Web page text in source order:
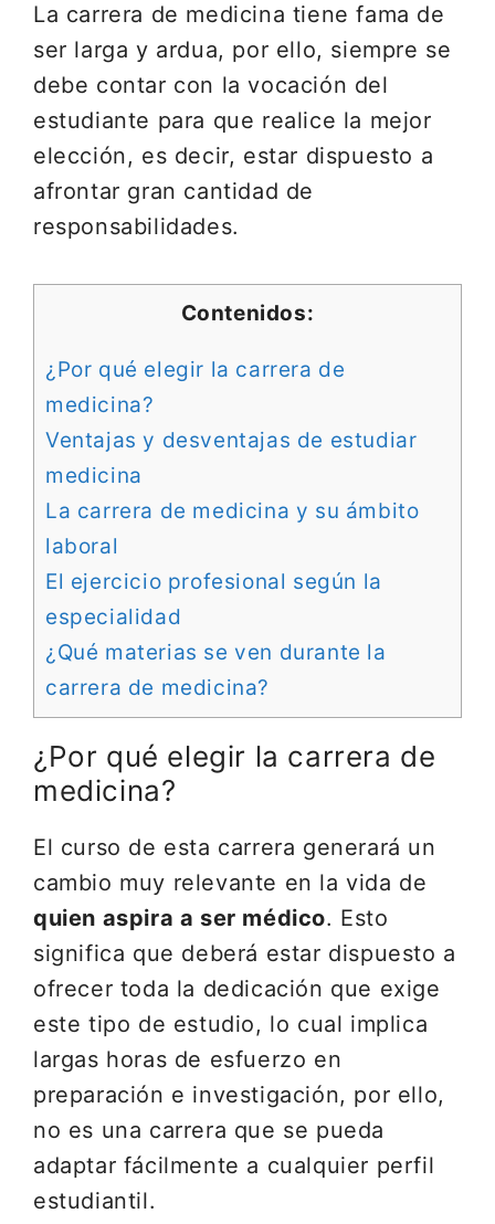
La carrera de medicina tiene fama de
ser larga y ardua, por ello, siempre se
debe contar con la vocación del
estudiante para que realice la mejor
elección, es decir, estar dispuesto a
afrontar gran cantidad de
responsabilidades.
Contenidos:
¿Por qué elegir la carrera de
medicina?
Ventajas y desventajas de estudiar
medicina
La carrera de medicina y su ámbito
laboral
El ejercicio profesional según la
especialidad
¿Qué materias se ven durante la
carrera de medicina?
¿Por qué elegir la carrera de
medicina?
El curso de esta carrera generará un
cambio muy relevante en la vida de
quien aspira a ser médico. Esto
significa que deberá estar dispuesto a
ofrecer toda la dedicación que exige
este tipo de estudio, lo cual implica
largas horas de esfuerzo en
preparación e investigación, por ello,
no es una carrera que se pueda
adaptar fácilmente a cualquier perfil
estudiantil.